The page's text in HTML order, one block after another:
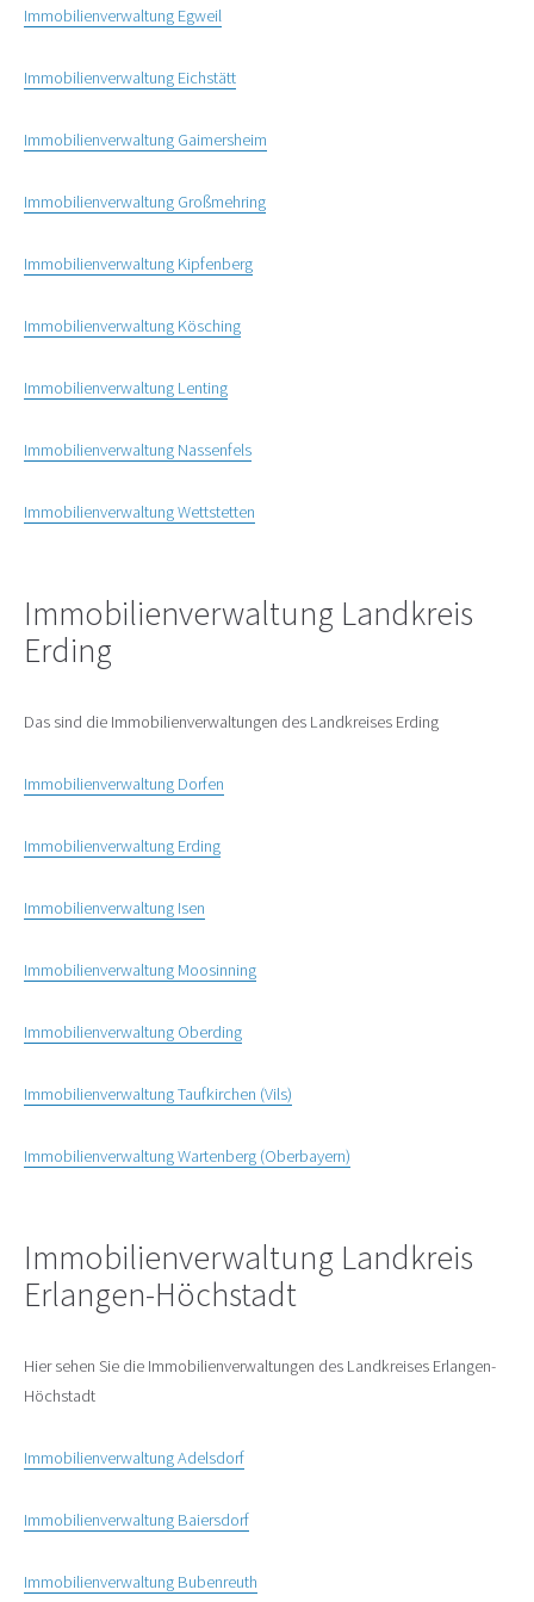
Immobilienverwaltung Egweil
Immobilienverwaltung Eichstätt
Immobilienverwaltung Gaimersheim
Immobilienverwaltung Großmehring
Immobilienverwaltung Kipfenberg
Immobilienverwaltung Kösching
Immobilienverwaltung Lenting
Immobilienverwaltung Nassenfels
Immobilienverwaltung Wettstetten
Immobilienverwaltung Landkreis
Erding
Das sind die Immobilienverwaltungen des Landkreises Erding
Immobilienverwaltung Dorfen
Immobilienverwaltung Erding
Immobilienverwaltung Isen
Immobilienverwaltung Moosinning
Immobilienverwaltung Oberding
Immobilienverwaltung Taufkirchen (Vils)
Immobilienverwaltung Wartenberg (Oberbayern)
Immobilienverwaltung Landkreis
Erlangen-Höchstadt
Hier sehen Sie die Immobilienverwaltungen des Landkreises Erlangen-
Höchstadt
Immobilienverwaltung Adelsdorf
Immobilienverwaltung Baiersdorf
Immobilienverwaltung Bubenreuth